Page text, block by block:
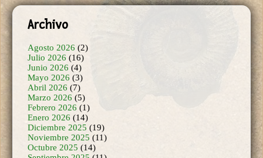
Archivo
Julio 2026(16)
Junio 2026 (4)
Mayo 2026 (3)
Abril 2026(7)
Marzo 2026(5)
Febrero 2026(1)
Enero 2026(14)
Diciembre 2025(19)
Noviembre 2025(11)
Octubre 2025(14)
Septiembre 2025(11)